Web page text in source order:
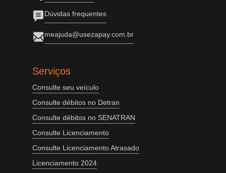
Dúvidas frequentes
meajuda@usezapay.com.br
Serviços
Consulte seu veículo
Consulte débitos no Detran
Consulte débitos no SENATRAN
Consulte Licenciamento
Consulte Licenciamento Atrasado
Licenciamento 2024